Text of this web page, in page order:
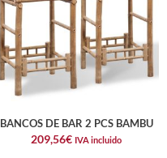
BANCOS DE BAR 2 PCS BAMBU
209,56€ IVA incluido